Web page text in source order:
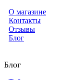
О магазине
Контакты
Отзывы
Блог
Блог